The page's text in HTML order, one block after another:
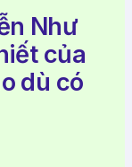
Như
của
dù có